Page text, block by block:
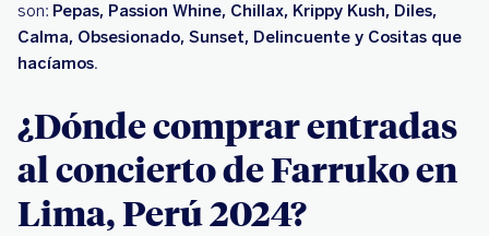
son: Pepas, Passion Whine, Chillax, Krippy Kush, Diles,
Calma, Obsesionado, Sunset, Delincuente y Cositas que
hacíamos.
¿Dónde comprar entradas
al concierto de Farruko en
Lima, Perú 2024?